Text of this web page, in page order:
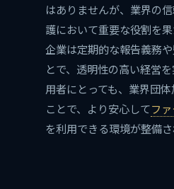
はありませんが、業界の
護において重要な役割を
企業は定期的な報告義務
とで、透明性の高い経営
用者にとっても、業界団
ことで、より安心してフ
を利用できる環境が整備さ